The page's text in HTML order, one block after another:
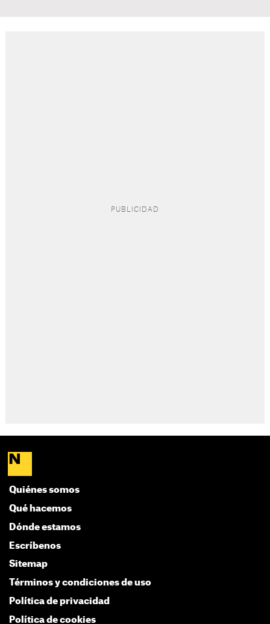
Quiénes somos
Qué hacemos
Dónde estamos
Escríbenos
Sitemap
Términos y condiciones de uso
Política de privacidad
Política de cookies